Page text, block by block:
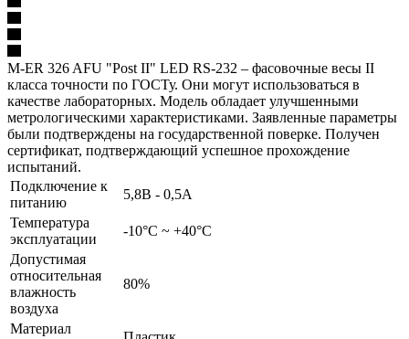
M-ER 326 AFU "Post II" LED RS-232 – фасовочные весы II
класса точности по ГОСТу. Они могут использоваться в
качестве лабораторных. Модель обладает улучшенными
метрологическими характеристиками. Заявленные параметры
были подтверждены на государственной поверке. Получен
сертификат, подтверждающий успешное прохождение
испытаний.
Подключение к
питанию
5,8В - 0,5А
Температура
эксплуатации
-10°C ~ +40°C
Допустимая
относительная
влажность
воздуха
80%
Материал